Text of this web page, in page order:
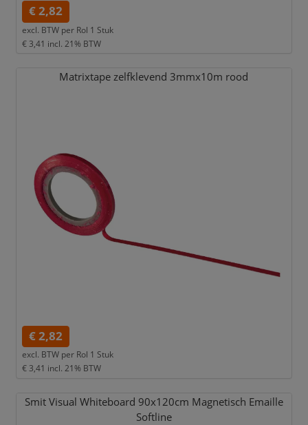
€ 2,82
excl. BTW per Rol 1 Stuk
€ 3,41 incl. 21% BTW
Matrixtape zelfklevend 3mmx10m rood
€ 2,82
excl. BTW per Rol 1 Stuk
€ 3,41 incl. 21% BTW
Smit Visual Whiteboard 90x120cm Magnetisch Emaille
Softline